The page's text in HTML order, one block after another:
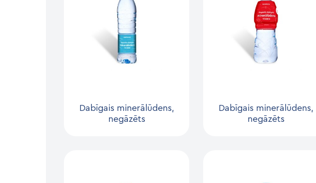
Dabīgais minerālūdens,
negāzēts
Dabīgais minerālūdens,
negāzēts